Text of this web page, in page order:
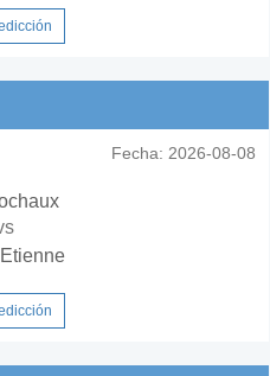
Fecha: 2026-08-08